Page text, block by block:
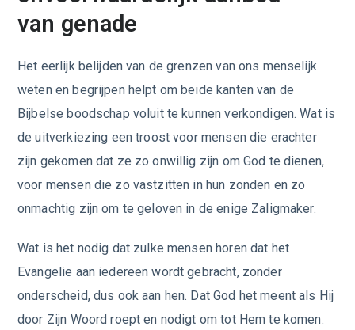
van genade
Het eerlijk belijden van de grenzen van ons menselijk
weten en begrijpen helpt om beide kanten van de
Bijbelse boodschap voluit te kunnen verkondigen. Wat is
de uitverkiezing een troost voor mensen die erachter
zijn gekomen dat ze zo onwillig zijn om God te dienen,
voor mensen die zo vastzitten in hun zonden en zo
onmachtig zijn om te geloven in de enige Zaligmaker.
Wat is het nodig dat zulke mensen horen dat het
Evangelie aan iedereen wordt gebracht, zonder
onderscheid, dus ook aan hen. Dat God het meent als Hij
door Zijn Woord roept en nodigt om tot Hem te komen.